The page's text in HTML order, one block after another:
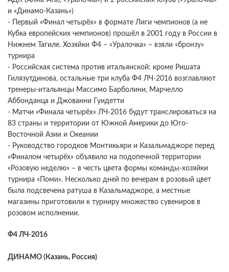
и «Динамо-Казань»)
- Первый «Финал четырёх» в формате Лиги чемпионов (а не
Кубка европейских чемпионов) прошёл в 2001 году в России в
Нижнем Тагиле. Хозяйки Ф4 – «Уралочка» – взяли «бронзу»
турнира
- Российская система против итальянской: кроме Ришата
Гилязутдинова, остальные три клуба Ф4 ЛЧ-2016 возглавляют
тренеры-итальянцы Массимо Барболини, Марчелло
Аббонданца и Джованни Гуидетти
- Матчи «Финала четырёх» ЛЧ-2016 будут транслироваться на
83 страны и территории от Южной Америки до Юго-
Восточной Азии и Океании
- Руководство городков Монтикьяри и Казальмаджоре перед
«Финалом четырёх» объявило на подопечной территории
«Розовую неделю» – в честь цвета формы команды-хозяйки
турнира «Поми». Несколько дней по вечерам в розовый цвет
была подсвечена ратуша в Казальмаджоре, а местные
магазины приготовили к турниру множество сувениров в
розовом исполнении.
Ф4 ЛЧ-2016
ДИНАМО (Казань, Россия)